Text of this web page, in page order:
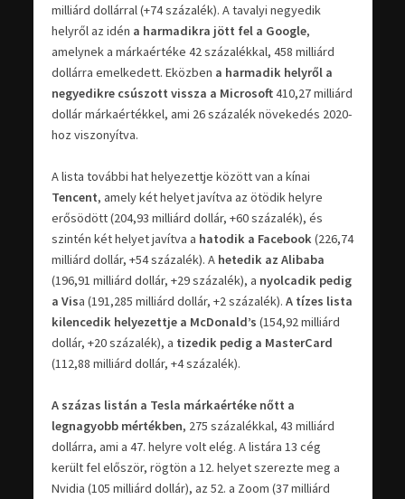
milliárd dollárral (+74 százalék). A tavalyi negyedik
helyről az idén a harmadikra jött fel a Google,
amelynek a márkaértéke 42 százalékkal, 458 milliárd
dollárra emelkedett. Eközben a harmadik helyről a
negyedikre csúszott vissza a Microsoft410,27 milliárd
dollár márkaértékkel, ami 26 százalék növekedés 2020-
hoz viszonyítva.
A lista további hat helyezettje között van a kínai
Tencent, amely két helyet javítva az ötödik helyre
erősödött (204,93 milliárd dollár, +60 százalék), és
szintén két helyet javítva a hatodik a Facebook (226,74
milliárd dollár, +54 százalék). A hetedik az Alibaba
(196,91 milliárd dollár, +29 százalék), a nyolcadik pedig
a Visa (191,285 milliárd dollár, +2 százalék). A tízes lista
kilencedik helyezettje a McDonald’s (154,92 milliárd
dollár, +20 százalék), a tizedik pedig a MasterCard
(112,88 milliárd dollár, +4 százalék).
A százas listán a Tesla márkaértéke nőtt a
legnagyobb mértékben, 275 százalékkal, 43 milliárd
dollárra, ami a 47. helyre volt elég. A listára 13 cég
került fel először, rögtön a 12. helyet szerezte meg a
Nvidia (105 milliárd dollár), az 52. a Zoom (37 milliárd